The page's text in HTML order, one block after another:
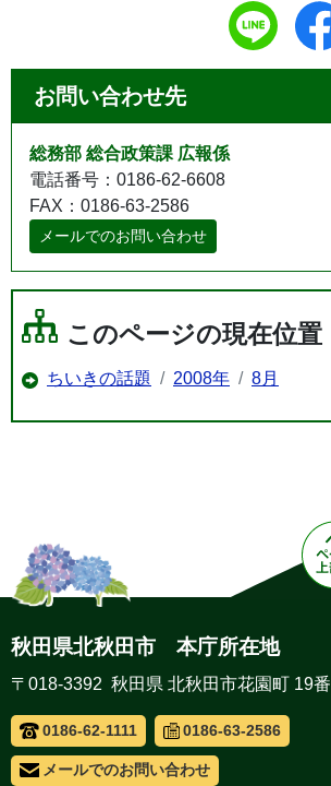
お問い合わせ先
総務部 総合政策課 広報係
電話番号：0186-62-6608
FAX：0186-63-2586
メールでのお問い合わせ
このページの現在位置
ちいきの話題 2008年 8月
秋田県北秋田市 本庁所在地
〒018-3392 秋田県 北秋田市花園町 19
0186-62-1111 0186-63-2586
メールでのお問い合わせ